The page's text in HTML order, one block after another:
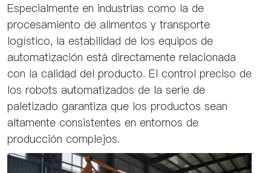
Especialmente en industrias como la de
procesamiento de alimentos y transporte
logístico, la estabilidad de los equipos de
automatización está directamente relacionada
con la calidad del producto. El control preciso de
los robots automatizados de la serie de
paletizado garantiza que los productos sean
altamente consistentes en entornos de
producción complejos.